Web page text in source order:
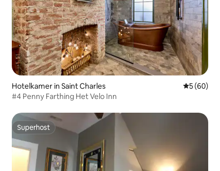
Hotelkamer in Saint Charles
5 (60)
#4 Penny Farthing Het Velo Inn
Superhost
Superhost